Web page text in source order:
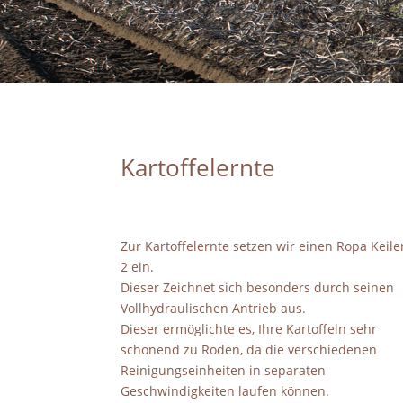
Kartoffelernte
Zur Kartoffelernte setzen wir einen Ropa
2 ein.
Dieser Zeichnet sich besonders durch seinen
Vollhydraulischen Antrieb aus.
Dieser ermöglichte es, Ihre Kartoffeln sehr
schonend zu Roden, da die verschiedenen
Reinigungseinheiten in separaten
Geschwindigkeiten laufen können.